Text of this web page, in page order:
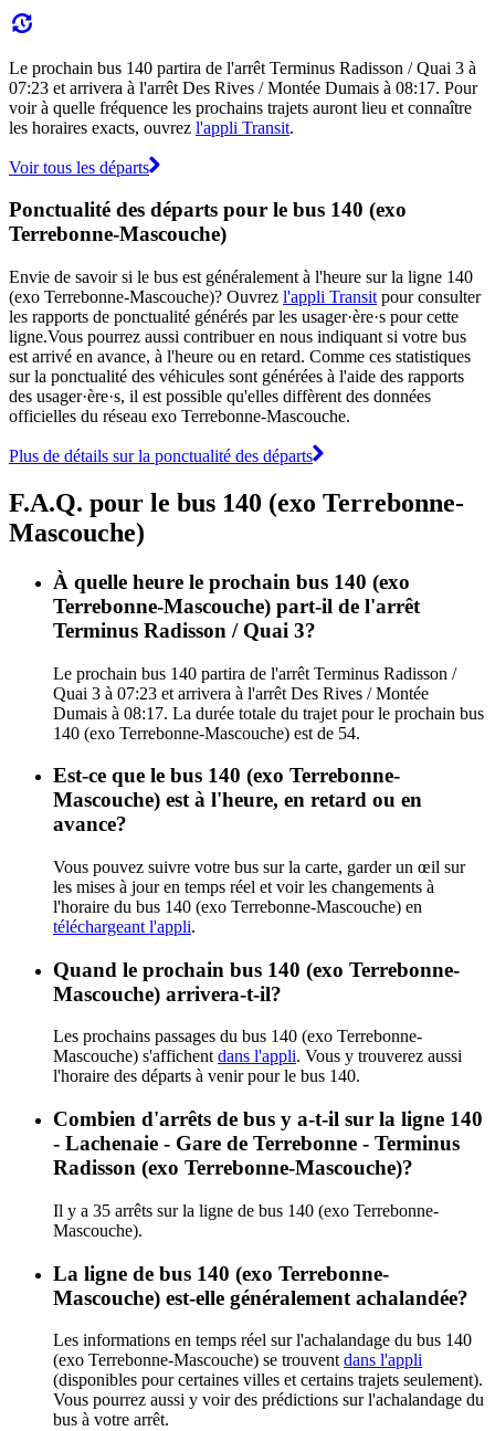
Le prochain bus 140 partira de l'arrêt Terminus Radisson / Quai 3 à
07:23 et arrivera à l'arrêt Des Rives / Montée Dumais à 08:17. Pour
voir à quelle fréquence les prochains trajets auront lieu et connaître
les horaires exacts, ouvrez l'appli Transit.
Voir tous les départs
Ponctualité des départs pour le bus 140 (exo
Terrebonne-Mascouche)
Envie de savoir si le bus est généralement à l'heure sur la ligne 140
(exo Terrebonne-Mascouche)? Ouvrez l'appli Transit pour consulter
les rapports de ponctualité générés par les usager·ère·s pour cette
ligne.Vous pourrez aussi contribuer en nous indiquant si votre bus
est arrivé en avance, à l'heure ou en retard. Comme ces statistiques
sur la ponctualité des véhicules sont générées à l'aide des rapports
des usager·ère·s, il est possible qu'elles diffèrent des données
officielles du réseau exo Terrebonne-Mascouche.
Plus de détails sur la ponctualité des départs
F.A.Q. pour le bus 140 (exo Terrebonne-
Mascouche)
À quelle heure le prochain bus 140 (exo
Terrebonne-Mascouche) part-il de l'arrêt
Terminus Radisson / Quai 3?
Le prochain bus 140 partira de l'arrêt Terminus Radisson /
Quai 3 à 07:23 et arrivera à l'arrêt Des Rives / Montée
Dumais à 08:17. La durée totale du trajet pour le prochain bus
140 (exo Terrebonne-Mascouche) est de 54.
Est-ce que le bus 140 (exo Terrebonne-
Mascouche) est à l'heure, en retard ou en
avance?
Vous pouvez suivre votre bus sur la carte, garder un œil sur
les mises à jour en temps réel et voir les changements à
l'horaire du bus 140 (exo Terrebonne-Mascouche) en
téléchargeant l'appli.
Quand le prochain bus 140 (exo Terrebonne-
Mascouche) arrivera-t-il?
Les prochains passages du bus 140 (exo Terrebonne-
Mascouche) s'affichent dans l'appli. Vous y trouverez aussi
l'horaire des départs à venir pour le bus 140.
Combien d'arrêts de bus y a-t-il sur la ligne 140
- Lachenaie - Gare de Terrebonne - Terminus
Radisson (exo Terrebonne-Mascouche)?
Il y a 35 arrêts sur la ligne de bus 140 (exo Terrebonne-
Mascouche).
La ligne de bus 140 (exo Terrebonne-
Mascouche) est-elle généralement achalandée?
Les informations en temps réel sur l'achalandage du bus 140
(exo Terrebonne-Mascouche) se trouvent dans l'appli
(disponibles pour certaines villes et certains trajets seulement).
Vous pourrez aussi y voir des prédictions sur l'achalandage du
bus à votre arrêt.